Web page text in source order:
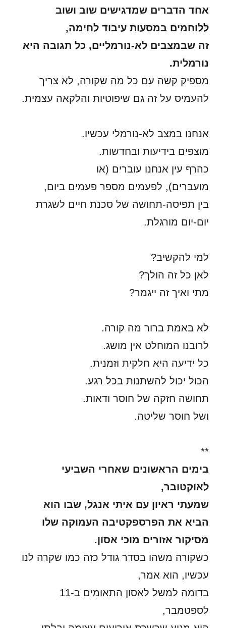
אחד הדברים שמדגישים שוב ושוב
ללוחמים במסעות עיבוד לחימה,
זה שבמצבים לא-נורמליים, כל תגובה היא
נורמלית.
מספיק קשה עם כל מה שקורה, לא צריך
להעמיס על זה גם שיפוטיות והלקאה עצמית.
אנחנו במצב לא-נורמלי עכשיו.
מוצפים בידיעות ובחדשות.
כהרף עין אנחנו עוברים (או
מועברים), לפעמים מספר פעמים ביום,
בין תפיסה-תחושה של סכנת חיים לשגרת
יום-יום מורגלת.
למי להקשיב?
לאן כל זה הולך?
מתי ואיך זה ייגמר?
לא באמת ברור מה קורה.
לרובנו המוחלט אין מושג.
כל ידיעה היא חלקית וזמנית.
הכול יכול להשתנות בכל רגע.
תחושה חזקה של חוסר ודאות.
ושל חוסר שליטה.
**
בימים הראשונים שאחרי השביעי
לאוקטובר,
שמעתי ראיון עם איתי אנגל, שבו הוא
הביא את הפרספקטיבה העמוקה שלו
מסיקור אזורים מוכי אסון.
כשקורה משהו בסדר גודל כזה כמו שקרה לנו
עכשיו, הוא אמר,
בדומה למשל לאסון התאומים ב-11
לספטמבר,